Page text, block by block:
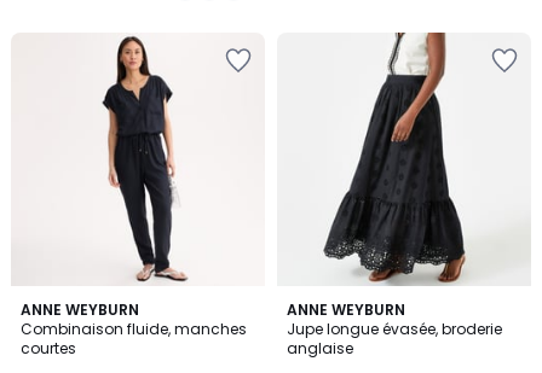
ANNE WEYBURN
Combinaison fluide, manches
courtes
4,4
/ 5
ANNE WEYBURN
Jupe longue évasée, broderie
anglaise
4,7
/ 5
2
Couleurs